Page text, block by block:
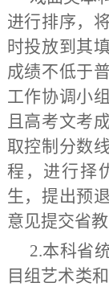
进行排序，
时投放到其
成绩不低于
工作协调小
且高考文考
取控制分数
程，进行择
生，提出预
意见提交省
2.本科省
目组艺术类